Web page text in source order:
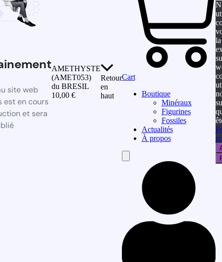
site web
est en cours
et sera
AMETHYSTE
(AMET053)
du BRESIL
10,00 €
Retour
en
haut
Cart
Boutique
Minéraux
Figurines
Fossiles
Actualités
À propos
Toggle